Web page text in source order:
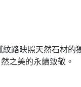
路映照天然石材
之美的永續致敬。